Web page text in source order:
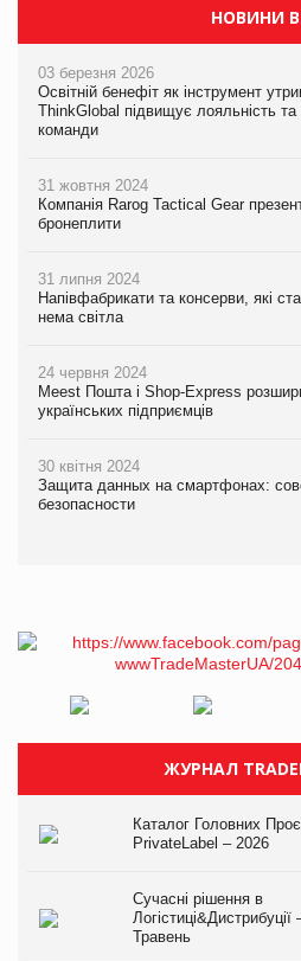
НОВИНИ
03 березня 2026
Освітній бенефіт як інструмент
ThinkGlobal підвищує лояльність та
команди
31 жовтня 2024
Компанія Rarog Tactical Gear
бронеплити
31 липня 2024
Напівфабрикати та консерви, які
нема світла
24 червня 2024
Meest Пошта і Shop-Express
українських підприємців
30 квітня 2024
Защита данных на смартфонах:
безопасности
ЖУРНАЛ
Каталог Головних
PrivateLabel – 2026
Сучасні рішення в
Логістиці&Дистрибуції
Травень